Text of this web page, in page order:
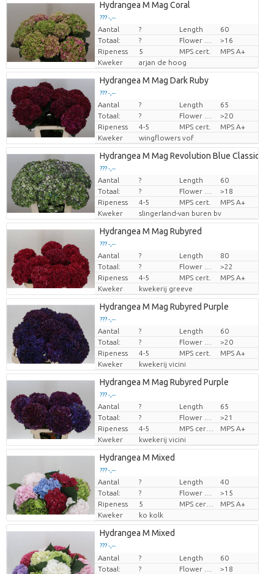
Hydrangea M Mag Coral
??? -,--
Prijs per stuk
Aantal ? Length
60
Totaal:
?
>16
Ripeness
5 MPS cert.
MPS A+
Kweker
arjan de hoog
Hydrangea M Mag Dark Ruby
??? -,--
Prijs per stuk
Aantal ? Length
65
Totaal:
?
>20
Ripeness
4-5 MPS cert.
MPS A+
Kweker
wingflowers vof
Hydrangea M Mag Revolution Blue Classic
??? -,--
Prijs per stuk
Aantal ? Length
60
Totaal:
?
>18
Ripeness
4-5 MPS cert.
MPS A+
Kweker
slingerland-van buren bv
Hydrangea M Mag Rubyred
??? -,--
Prijs per stuk
Aantal ? Length
80
Totaal:
?
>22
Ripeness
4-5 MPS cert.
MPS A+
Kweker
kwekerij greeve
Hydrangea M Mag Rubyred Purple
??? -,--
Prijs per stuk
Aantal ? Length
60
Totaal:
?
>20
Ripeness
4-5 MPS cert.
MPS A+
Kweker
kwekerij vicini
Hydrangea M Mag Rubyred Purple
??? -,--
Prijs per stuk
Aantal ? Length
65
Totaal:
?
>21
Ripeness
4-5
MPS A+
Kweker
kwekerij vicini
Hydrangea M Mixed
??? -,--
Prijs per stuk
Aantal ? Length
40
Totaal:
?
>15
Ripeness
5
MPS A+
Kweker
ko kolk
Hydrangea M Mixed
??? -,--
Prijs per stuk
Aantal ? Length
60
Totaal:
?
>18